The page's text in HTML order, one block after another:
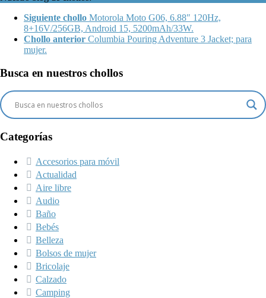
Siguiente chollo Motorola Moto G06, 6.88″ 120Hz,
8+16V/256GB, Android 15, 5200mAh/33W.
Chollo anterior Columbia Pouring Adventure 3 Jacket; para
mujer.
Busca en nuestros chollos
Categorías
Accesorios para móvil
Actualidad
Aire libre
Audio
Baño
Bebés
Belleza
Bolsos de mujer
Bricolaje
Calzado
Camping